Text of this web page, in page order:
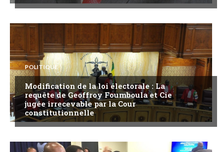
POLITIQUE
Modification de la loi électorale : La
requête de Geoffroy Foumboula et Cie
jugée irrecevable par la Cour
constitutionnelle